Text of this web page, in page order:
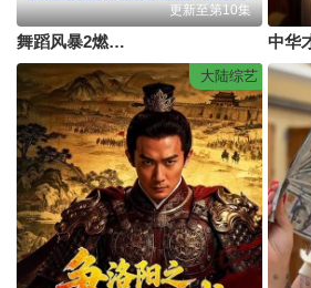
更新至第10集
舞蹈风暴2燃场版
大陆综艺